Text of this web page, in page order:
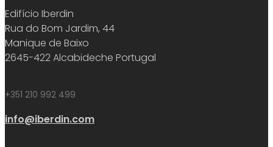
Edifício Iberdin
Rua do Bom Jardim, 44
Manique de Baixo
2645-422 Alcabideche Portugal
+351 210 992 499
info@iberdin.com